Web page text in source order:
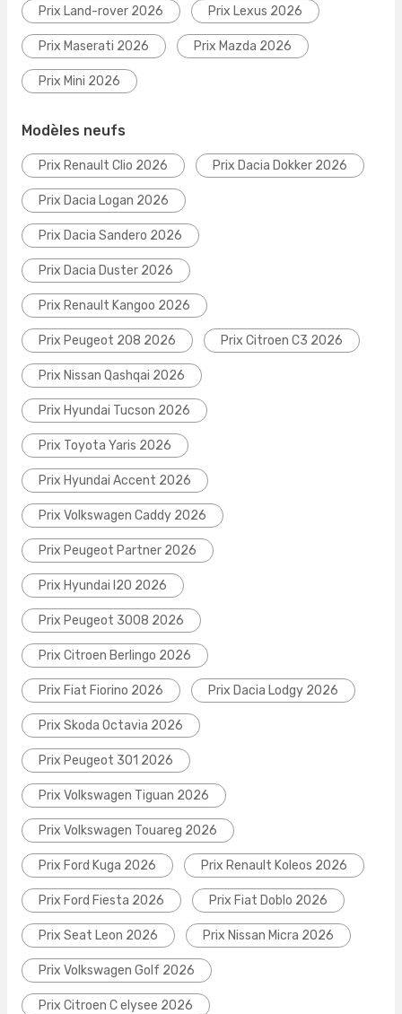
Prix Land-rover 2026 Prix Lexus 2026
Prix Maserati 2026 Prix Mazda 2026
Prix Mini 2026
Modèles neufs
Prix Renault Clio 2026 Prix Dacia Dokker 2026
Prix Dacia Logan 2026
Prix Dacia Sandero 2026
Prix Dacia Duster 2026
Prix Renault Kangoo 2026
Prix Peugeot 208 2026 Prix Citroen C3 2026
Prix Nissan Qashqai 2026
Prix Hyundai Tucson 2026
Prix Toyota Yaris 2026
Prix Hyundai Accent 2026
Prix Volkswagen Caddy 2026
Prix Peugeot Partner 2026
Prix Hyundai I20 2026
Prix Peugeot 3008 2026
Prix Citroen Berlingo 2026
Prix Fiat Fiorino 2026 Prix Dacia Lodgy 2026
Prix Skoda Octavia 2026
Prix Peugeot 301 2026
Prix Volkswagen Tiguan 2026
Prix Volkswagen Touareg 2026
Prix Ford Kuga 2026 Prix Renault Koleos 2026
Prix Ford Fiesta 2026 Prix Fiat Doblo 2026
Prix Seat Leon 2026 Prix Nissan Micra 2026
Prix Volkswagen Golf 2026
Prix Citroen C elysee 2026